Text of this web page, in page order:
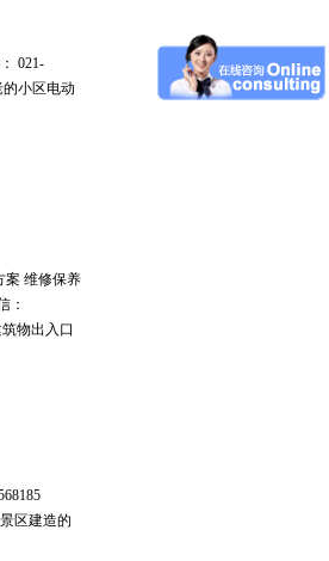
021-
小区电动
案 维修保养
：
物出入口
区建造的